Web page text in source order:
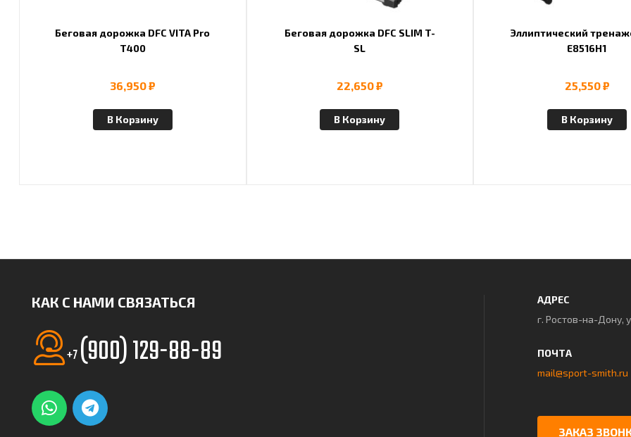
Беговая дорожка DFC VITA Pro
T400
36,950₽
В Корзину
Беговая дорожка DFC SLIM T-
SL
22,650₽
В Корзину
Эллиптический
E8516H1
25,550₽
В Корзину
КАК С НАМИ СВЯЗАТЬСЯ
+7(900) 129-88-89
АДРЕС
г. Ростов-на-Дону,
ПОЧТА
mail@sport-smith.ru
ЗАКАЗ